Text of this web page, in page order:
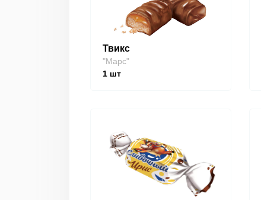
Твикс
"Марс"
1 шт